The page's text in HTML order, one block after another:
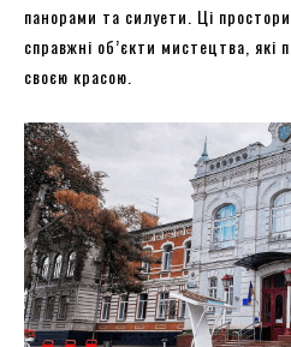
панорами та силуети. Ці
справжні об’єкти мистецтва,
своєю красою.